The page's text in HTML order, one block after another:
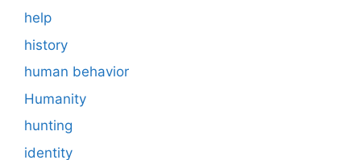
help
history
human behavior
Humanity
hunting
identity